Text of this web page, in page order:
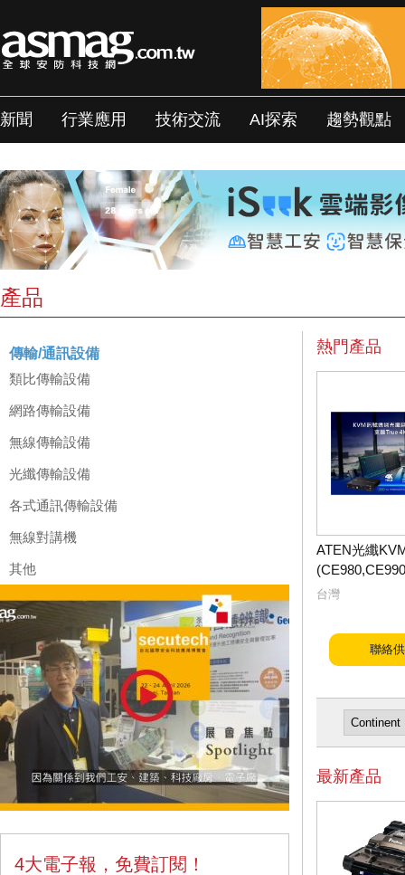
新聞 行業應用 技術交流 AI探索 趨勢觀點
產品
傳輸/通訊設備
類比傳輸設備
網路傳輸設備
無線傳輸設備
光纖傳輸設備
各式通訊傳輸設備
無線對講機
其他
4大電子報，免費訂閱！
熱門產品
ATEN光纖
台灣
聯絡
最新產品